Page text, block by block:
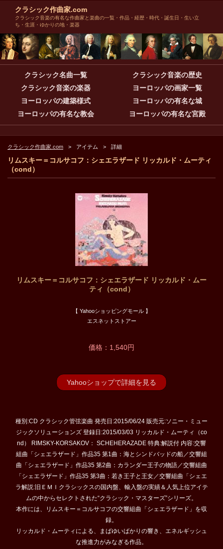
クラシック作曲家.com
クラシック音楽の有名な作曲家と楽曲の一覧・作品・経歴・時代・誕生日・生い立
ち・生涯・ゆかりの地・楽器
クラシック名曲一覧
クラシック音楽の歴史
クラシック音楽の楽器
ヨーロッパの画家一覧
ヨーロッパの建築様式
ヨーロッパの有名な城
ヨーロッパの有名な教会
ヨーロッパの有名な宮殿
クラシック作曲家.com アイテム 詳細
リムスキー＝コルサコフ：シェエラザード リッカルド・ムーティ
（cond）
リムスキー＝コルサコフ：シェエラザード リッカルド・ムー
ティ（cond）
【 Yahooショッピングモール 】
エスネットストアー
価格：1,540円
Yahooショップで詳細を見る
種別:CD クラシック管弦楽曲 発売日:2015/06/24 販売元:ソニー・ミュー
ジックソリューションズ 登録日:2015/03/03 リッカルド・ムーティ（co
nd） RIMSKY-KORSAKOV： SCHEHERAZADE 特典:解説付 内容:交響
組曲「シェエラザード」作品35 第1曲：海とシンドバッドの船／交響組
曲「シェエラザード」作品35 第2曲：カランダー王子の物語／交響組曲
「シェエラザード」作品35 第3曲：若き王子と王女／交響組曲「シェエ
ラ解説:旧ＥＭＩクラシックスの国内盤、輸入盤の実績＆人気上位アイテ
ムの中からセレクトされた“クラシック・マスターズ”シリーズ。
本作には、リムスキー＝コルサコフの交響組曲「シェエラザード」を収
録。
リッカルド・ムーティによる、まばゆいばかりの響き、エネルギッシュ
な推進力がみなぎる作品。